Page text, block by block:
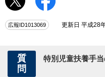
広報ID1013069 更新日 平成28
質
問
特別児童扶養手